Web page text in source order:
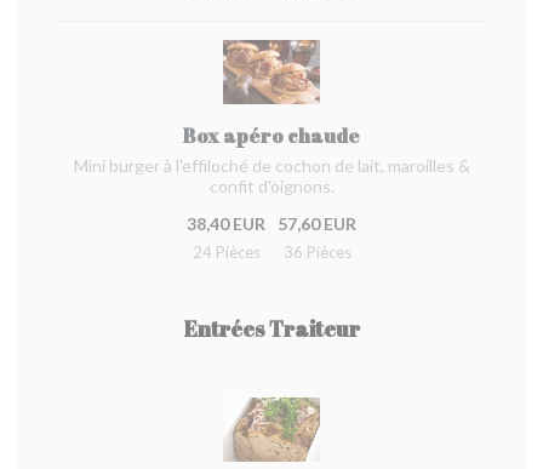
Box apéro chaude
Mini burger à l'effiloché de cochon de lait, maroilles &
confit d'oignons.
38,40 EUR
24 Pièces
57,60 EUR
36 Pièces
Entrées Traiteur